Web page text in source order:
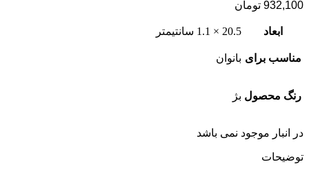
932,100 تومان
ابعاد 20.5 × 1.1 سانتیمتر
مناسب برای بانوان
رنگ محصول بژ
در انبار موجود نمی باشد
توضیحات